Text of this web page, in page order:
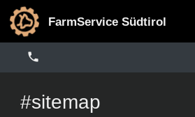
FarmService Südtirol
phone
#sitemap